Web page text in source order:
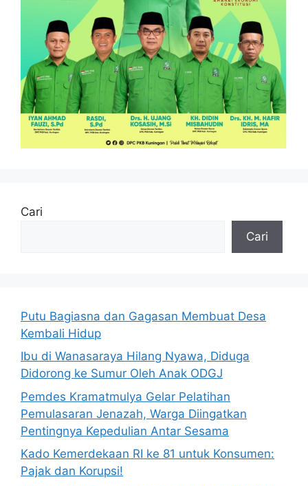
Cari
Cari
Putu Bagiasna dan Gagasan Membuat Desa
Kembali Hidup
Ibu di Wanasaraya Hilang Nyawa, Diduga
Didorong ke Sumur Oleh Anak ODGJ
Pemdes Kramatmulya Gelar Pelatihan
Pemulasaran Jenazah, Warga Diingatkan
Pentingnya Kepedulian Antar Sesama
Kado Kemerdekaan RI ke 81 untuk Konsumen:
Pajak dan Korupsi!